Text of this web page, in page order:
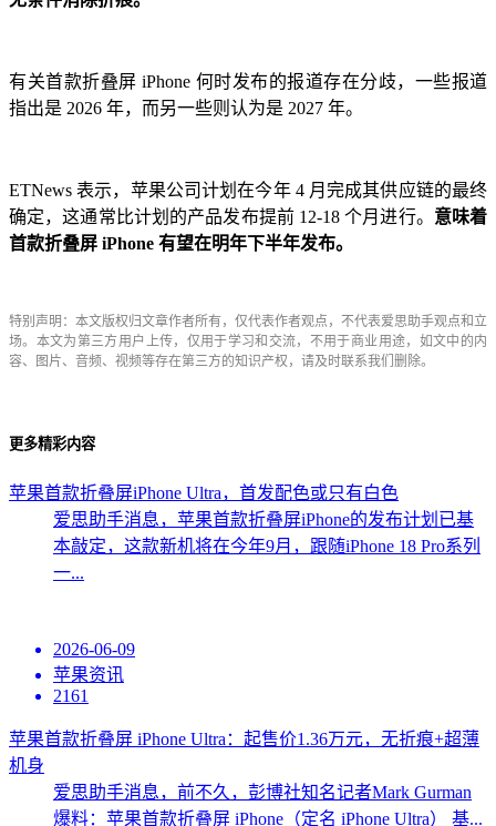
有关首款折叠屏 iPhone 何时发布的报道存在分歧，一些报道
指出是 2026 年，而另一些则认为是 2027 年。
ETNews 表示，苹果公司计划在今年 4 月完成其供应链的最终
确定，这通常比计划的产品发布提前 12-18 个月进行。 意味着
首款折叠屏 iPhone 有望在明年下半年发布。
特别声明：本文版权归文章作者所有，仅代表作者观点，不代表爱思助手观点和立
场。本文为第三方用户上传，仅用于学习和交流，不用于商业用途，如文中的内
容、图片、音频、视频等存在第三方的知识产权，请及时联系我们删除。
更多精彩内容
苹果首款折叠屏iPhone Ultra，首发配色或只有白色
爱思助手消息，苹果首款折叠屏iPhone的发布计划已基
本敲定，这款新机将在今年9月，跟随iPhone 18 Pro系列
一...
2026-06-09
苹果资讯
2161
苹果首款折叠屏 iPhone Ultra：起售价1.36万元，无折痕+超薄
机身
爱思助手消息，前不久，彭博社知名记者Mark Gurman
爆料：苹果首款折叠屏 iPhone（定名 iPhone Ultra） 基...